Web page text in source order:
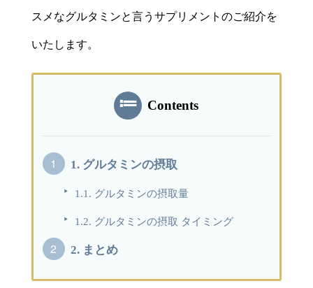
スメなグルタミンと言うサプリメントのご紹介を
いたします。
Contents
1.グルタミンの摂取
1.1. グルタミンの摂取量
1.2. グルタミンの摂取 タイミング
2.まとめ